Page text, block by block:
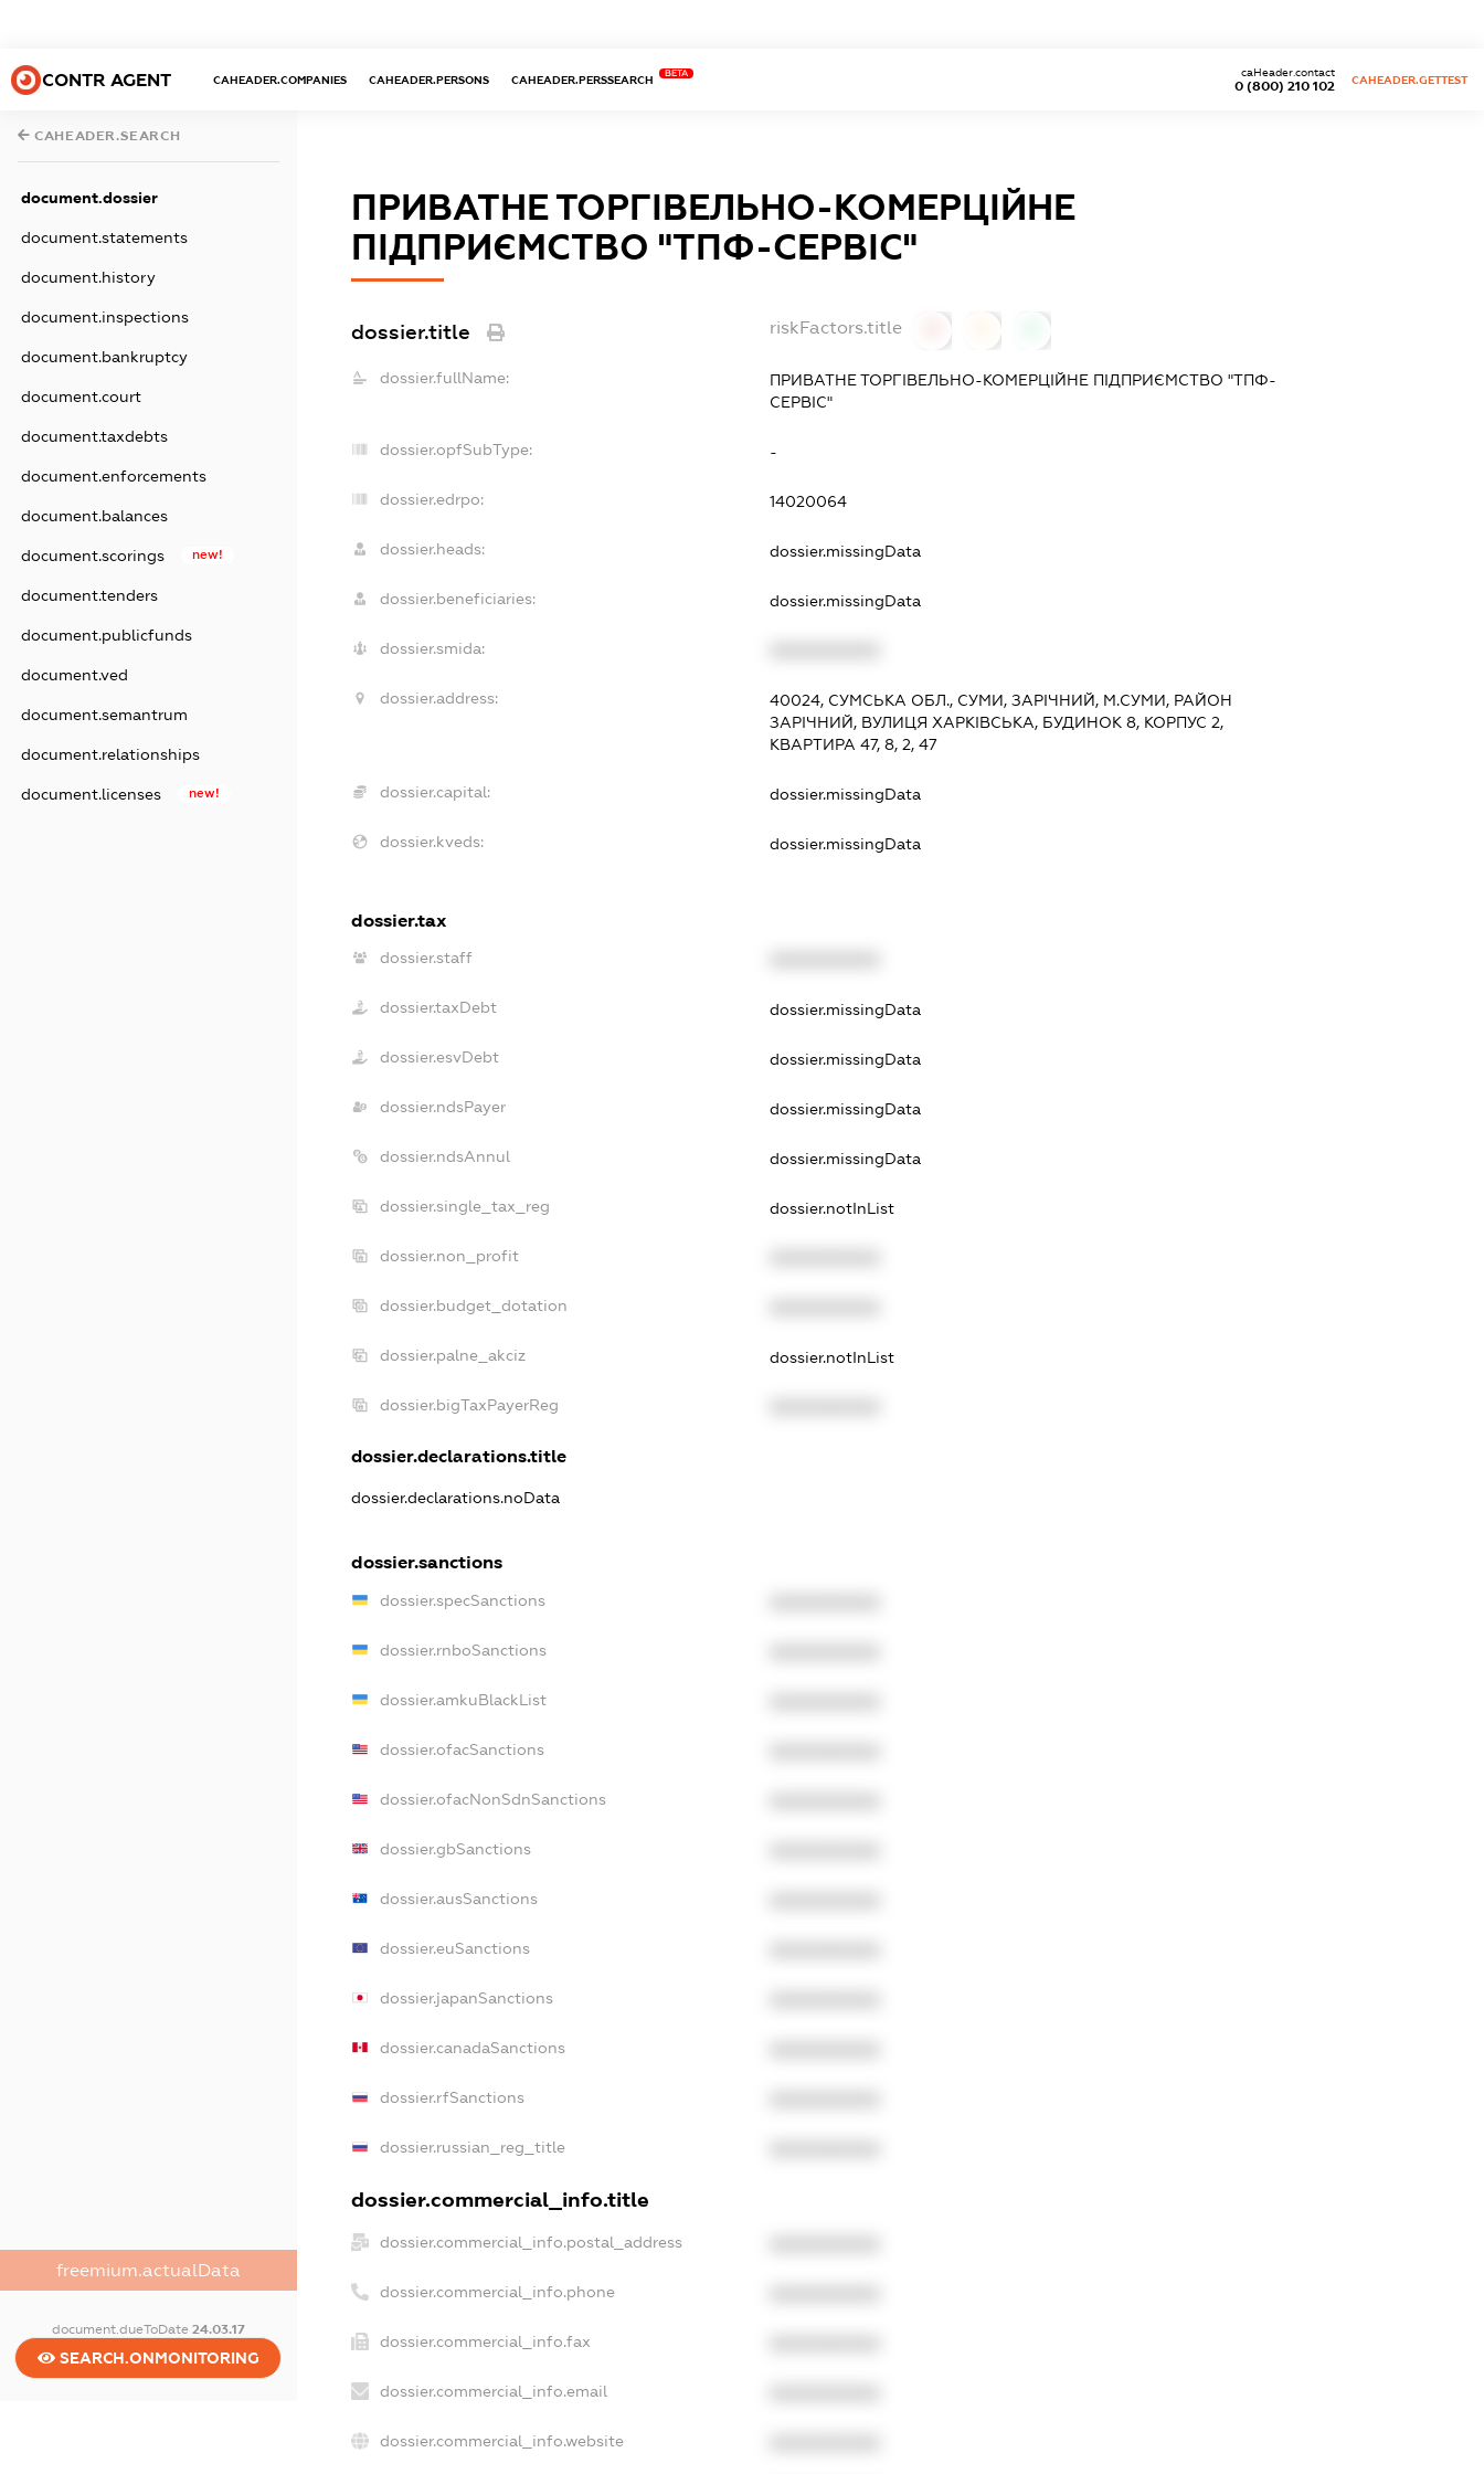
CONTR AGENT CAHEADER.COMPANIES CAHEADER.PERSONS CAHEADER.PERSSEARCH
BETA
0 (800) 210 102
caHeader.contact
CAHEADER.GETTEST
CAHEADER.SEARCH
document.dossier
document.statements
document.history
document.inspections
document.bankruptcy
document.court
document.taxdebts
document.enforcements
document.balances
document.scorings new!
document.tenders
document.publicfunds
document.ved
document.semantrum
document.relationships
document.licenses new!
freemium.actualData
document.dueToDate 24.03.17
SEARCH.ONMONITORING
ПРИВАТНЕ ТОРГІВЕЛЬНО-КОМЕРЦІЙНЕ
ПІДПРИЄМСТВО "ТПФ-СЕРВІС"
dossier.title riskFactors.title
dossier.fullName:
ПРИВАТНЕ ТОРГІВЕЛЬНО-КОМЕРЦІЙНЕ ПІДПРИЄМСТВО "ТПФ-
СЕРВІС"
dossier.opfSubType: -
dossier.edrpo: 14020064
dossier.heads: dossier.missingData
dossier.beneficiaries: dossier.missingData
dossier.smida:
dossier.address:
40024, СУМСЬКА ОБЛ., СУМИ, ЗАРІЧНИЙ, М.СУМИ, РАЙОН
ЗАРІЧНИЙ, ВУЛИЦЯ ХАРКІВСЬКА, БУДИНОК 8, КОРПУС 2,
КВАРТИРА 47, 8, 2, 47
dossier.capital: dossier.missingData
dossier.kveds: dossier.missingData
dossier.tax
dossier.staff
dossier.taxDebt dossier.missingData
dossier.esvDebt dossier.missingData
dossier.ndsPayer dossier.missingData
dossier.ndsAnnul dossier.missingData
dossier.single_tax_reg dossier.notInList
dossier.non_profit
dossier.budget_dotation
dossier.palne_akciz dossier.notInList
dossier.bigTaxPayerReg
dossier.declarations.title
dossier.declarations.noData
dossier.sanctions
dossier.specSanctions
dossier.rnboSanctions
dossier.amkuBlackList
dossier.ofacSanctions
dossier.ofacNonSdnSanctions
dossier.gbSanctions
dossier.ausSanctions
dossier.euSanctions
dossier.japanSanctions
dossier.canadaSanctions
dossier.rfSanctions
dossier.russian_reg_title
dossier.commercial_info.title
dossier.commercial_info.postal_address
dossier.commercial_info.phone
dossier.commercial_info.fax
dossier.commercial_info.email
dossier.commercial_info.website